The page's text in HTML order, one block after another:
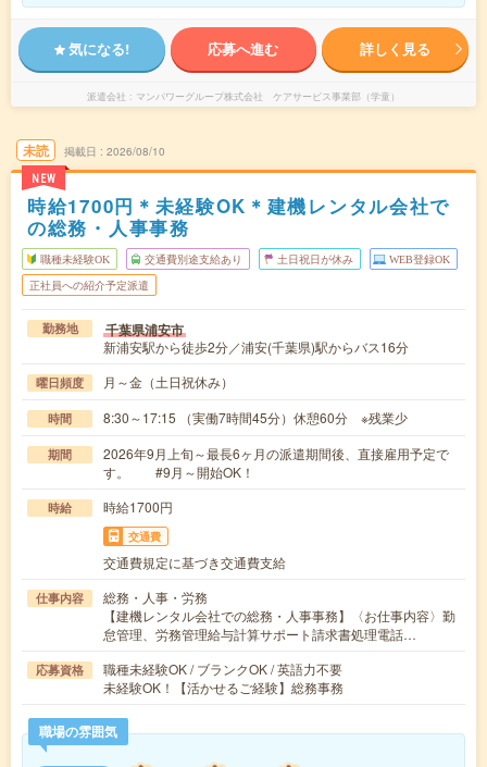
気になる! 応募へ進む 詳しく見る
派遣会社 マンパワーグループ株式会社 ケアサービス事業部（学童）
未読
NEW
掲載日 2026/08/10
時給1700円＊未経験OK＊建機レンタル会社で
の総務・人事事務
職種未経験OK 交通費別途支給あり 土日祝日が休み WEB登録OK
正社員への紹介予定派遣
勤務地 千葉県浦安市
新浦安駅から徒歩2分／浦安(千葉県)駅からバス16分
曜日頻度 月～金（土日祝休み）
時間 8:30～17:15 （実働7時間45分）休憩60分 ※残業少
期間
2026年9月上旬～最長6ヶ月の派遣期間後、直接雇用予定で
す。 #9月～開始OK！
時給 時給1700円
交通費
交通費規定に基づき交通費支給
仕事内容
総務・人事・労務
【建機レンタル会社での総務・人事事務】〈お仕事内容〉勤
怠管理、労務管理給与計算サポート請求書処理電話…
応募資格
職種未経験OK / ブランクOK / 英語力不要
未経験OK！【活かせるご経験】総務事務
職場の雰囲気